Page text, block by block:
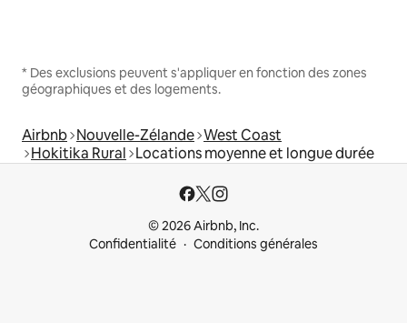
* Des exclusions peuvent s'appliquer en fonction des zones
géographiques et des logements.
Airbnb Nouvelle-Zélande West Coast
Hokitika Rural Locations moyenne et longue durée
© 2026 Airbnb, Inc.
Confidentialité
Conditions générales